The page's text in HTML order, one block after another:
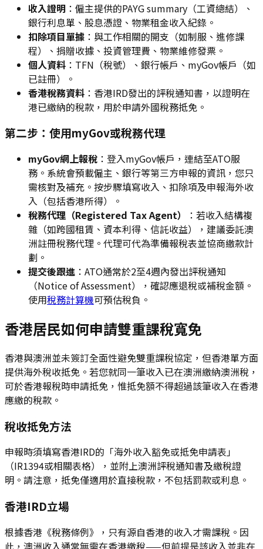
收入證明 ：僱主提供的PAYG summary（工資總結）、
銀行利息單、股息憑證、物業租金收入紀錄。
扣除項目單據 ：與工作相關的開支（如制服、進修課
程）、捐贈收據、投資管理費、物業維修發票。
個人資料 ：TFN（稅號）、銀行帳戶、myGov帳戶（如
已註冊）。
香港稅務資料 ：香港IRD發出的評稅通知書，以證明在
港已繳納的稅款，用於申請外國稅務抵免。
第二步：使用myGov或稅務代理
myGov網上報稅 ：登入myGov帳戶，連結至ATO服
務。系統會預載僱主、銀行等第三方申報的資訊，您只
需核對及補充。按步驟填寫收入、扣除項及申報海外收
入（包括香港所得）。
稅務代理（Registered Tax Agent）
：若收入結構複
雜（如跨國租賃、資本利得、信託收益），建議委託澳
洲註冊稅務代理。代理可代為準備報稅表並協商繳款計
劃。
提交後跟進 ：ATO通常於2至4週內發出評稅通知
（Notice of Assessment），確認應退稅或補稅金額。
使用稅務計算機可預估稅負。
香港居民如何申請雙重課稅寬免
香港與澳洲並未簽訂全面性避免雙重課稅協定，但香港單方面
提供海外稅收抵免。若您就同一筆收入已在澳洲繳納澳洲稅，
可於香港報稅時申請抵免，惟抵免額不得超過該筆收入在香港
應繳的稅款。
稅收抵免方法
申報時須填寫香港IRD的「海外收入豁免或抵免申請表」
（IR1394或相關表格），並附上澳洲評稅通知書及繳稅證
明。請注意，抵免僅適用於直接稅款，不包括罰款或利息。
香港IRD立場
根據香港《稅務條例》，只有源自香港的收入才需課稅。因
此，澳洲收入通常無需在香港繳稅——但前提是該收入並非在